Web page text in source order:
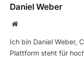
Daniel Weber
Website
Ich bin Daniel Weber,
Plattform steht für